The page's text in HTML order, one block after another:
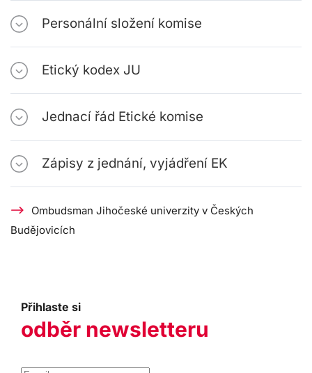
Personální složení komise
Etický kodex JU
Jednací řád Etické komise
Zápisy z jednání, vyjádření EK
Ombudsman Jihočeské univerzity v Českých
Budějovicích
Přihlaste si
odběr newsletteru